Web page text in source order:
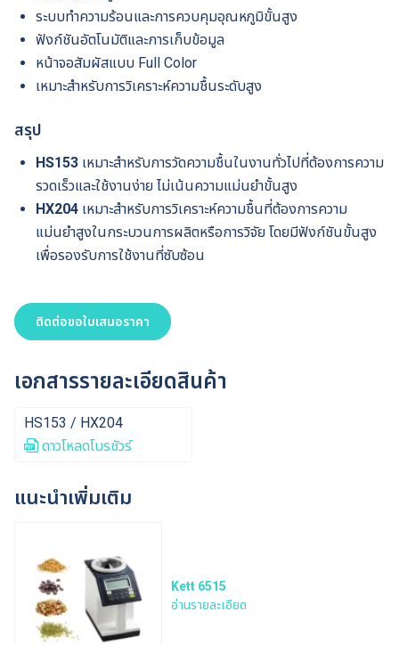
ระบบทำความร้อนและการควบคุมอุณหภูมิขั้นสูง
ฟังก์ชันอัตโนมัติและการเก็บข้อมูล
หน้าจอสัมผัสแบบ Full Color
เหมาะสำหรับการวิเคราะห์ความชื้นระดับสูง
สรุป
HS153 เหมาะสำหรับการวัดความชื้นในงานทั่วไปที่ต้องการความ
รวดเร็วและใช้งานง่าย ไม่เน้นความแม่นยำขั้นสูง
HX204 เหมาะสำหรับการวิเคราะห์ความชื้นที่ต้องการความ
แม่นยำสูงในกระบวนการผลิตหรือการวิจัย โดยมีฟังก์ชันขั้นสูง
เพื่อรองรับการใช้งานที่ซับซ้อน
ติดต่อขอใบเสนอราคา
เอกสารรายละเอียดสินค้า
HS153 / HX204
ดาวโหลดโบรชัวร์
แนะนำเพิ่มเติม
Kett 6515
อ่านรายละเอียด